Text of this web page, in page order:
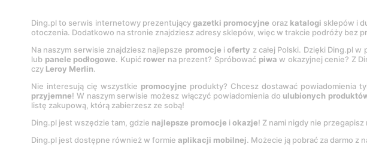
Ding.pl to serwis internetowy prezentującygazetki promocyjne oraz katalogi sklepów i
otoczenia. Dodatkowo na stronie znajdziesz adresy sklepów, więc w trakcie podróży bez
Na naszym serwisie znajdziesz najlepsze promocje ioferty z całej Polski. Dzięki Ding.pl
lub panele podłogowe. Kupić rower na prezent? Spróbować piwa w okazyjnej cenie? Z
czy Leroy Merlin.
Nie interesują cię wszystkie promocyjne produkty? Chcesz dostawać powiadomienia
przyjemne! W naszym serwisie możesz włączyć powiadomienia do ulubionych
listę zakupową, którą zabierzesz ze sobą!
Ding.pl jest wszędzie tam, gdzie najlepsze promocje i okazje! Z nami nigdy nie
Ding.pl jest dostępne również w formie aplikacji mobilnej. Możecie ją pobrać za darmo z